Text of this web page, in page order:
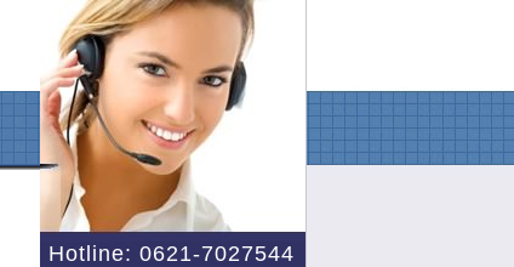
Hotline: 0621-7027544